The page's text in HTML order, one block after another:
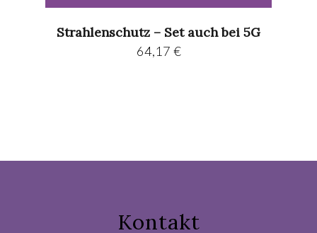
Strahlenschutz – Set auch bei 5G
64,17 €
Kontakt